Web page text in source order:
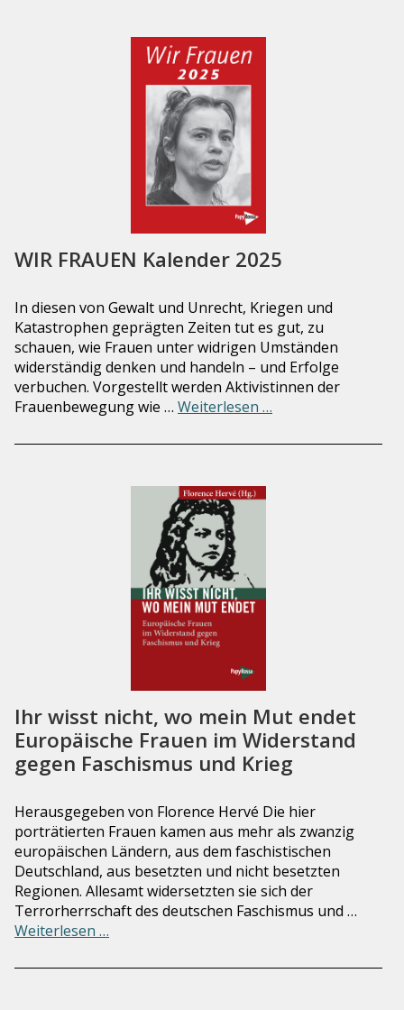
WIR FRAUEN Kalender 2025
In diesen von Gewalt und Unrecht, Kriegen und
Katastrophen geprägten Zeiten tut es gut, zu
schauen, wie Frauen unter widrigen Umständen
widerständig denken und handeln – und Erfolge
verbuchen. Vorgestellt werden Aktivistinnen der
Frauenbewegung wie … Weiterlesen …
Ihr wisst nicht, wo mein Mut endet
Europäische Frauen im Widerstand
gegen Faschismus und Krieg
Herausgegeben von Florence Hervé Die hier
porträtierten Frauen kamen aus mehr als zwanzig
europäischen Ländern, aus dem faschistischen
Deutschland, aus besetzten und nicht besetzten
Regionen. Allesamt widersetzten sie sich der
Terrorherrschaft des deutschen ­Faschismus und …
Weiterlesen …